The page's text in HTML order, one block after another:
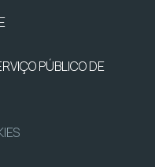
PÚBLICO DE